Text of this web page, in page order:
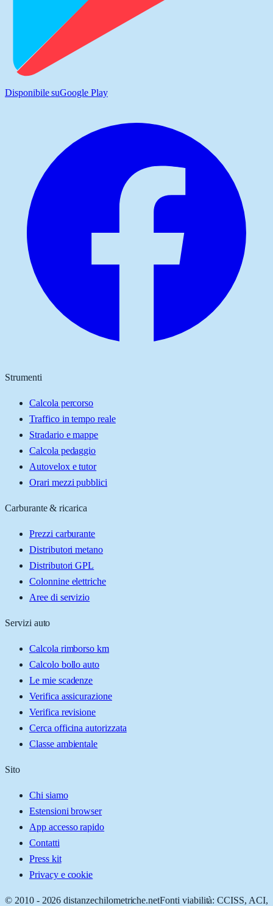
Disponibile suGoogle Play
Strumenti
Calcola percorso
Traffico in tempo reale
Stradario e mappe
Calcola pedaggio
Autovelox e tutor
Orari mezzi pubblici
Carburante & ricarica
Prezzi carburante
Distributori metano
Distributori GPL
Colonnine elettriche
Aree di servizio
Servizi auto
Calcola rimborso km
Calcolo bollo auto
Le mie scadenze
Verifica assicurazione
Verifica revisione
Cerca officina autorizzata
Classe ambientale
Sito
Chi siamo
Estensioni browser
App accesso rapido
Contatti
Press kit
Privacy e cookie
© 2010 - 2026 distanzechilometriche.netFonti viabilità: CCISS, ACI,